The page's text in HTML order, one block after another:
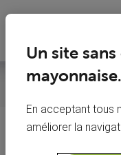
Un site
En acceptant tous
améliorer la